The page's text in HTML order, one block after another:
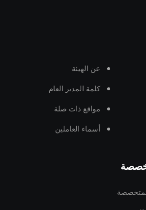
عن الهيئة
كلمة المدير العام
مواقع ذات صلة
أسماء العاملين